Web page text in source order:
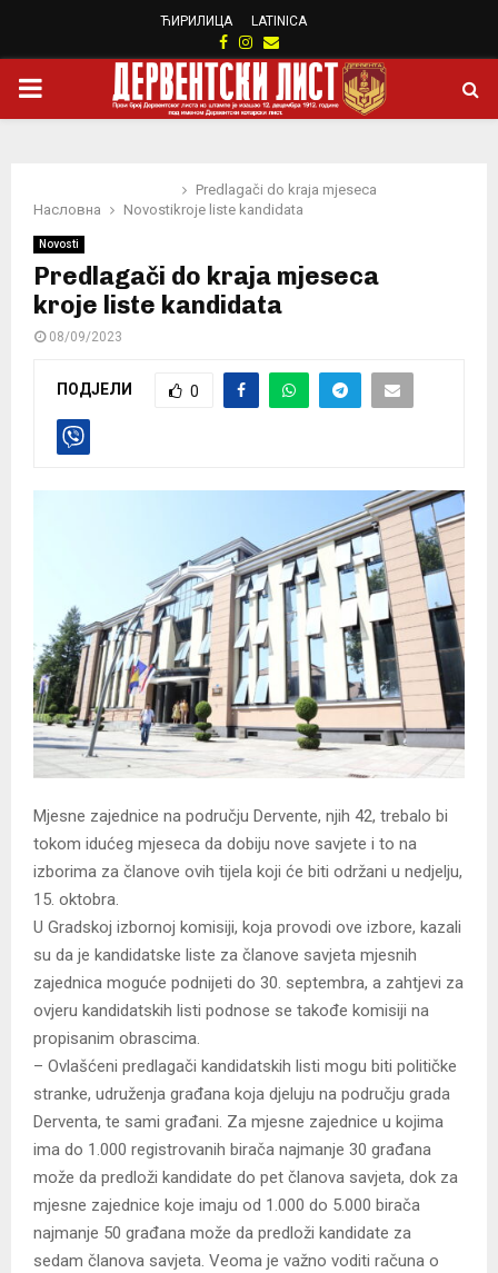
ЋИРИЛИЦА LATINICA
Facebook
Instagram
Email
PRIMARY
Насловна Novosti
Predlagači do kraja mjeseca
kroje liste kandidata
Novosti
Predlagači do kraja mjeseca
kroje liste kandidata
08/09/2023
ПОДЈЕЛИ 0
Mjesne zajednice na području Dervente, njih 42, trebalo bi
tokom idućeg mjeseca da dobiju nove savjete i to na
izborima za članove ovih tijela koji će biti održani u nedjelju,
15. oktobra.
U Gradskoj izbornoj komisiji, koja provodi ove izbore, kazali
su da je kandidatske liste za članove savjeta mjesnih
zajednica moguće podnijeti do 30. septembra, a zahtjevi za
ovjeru kandidatskih listi podnose se takođe komisiji na
propisanim obrascima.
– Ovlašćeni predlagači kandidatskih listi mogu biti političke
stranke, udruženja građana koja djeluju na području grada
Derventa, te sami građani. Za mjesne zajednice u kojima
ima do 1.000 registrovanih birača najmanje 30 građana
može da predloži kandidate do pet članova savjeta, dok za
mjesne zajednice koje imaju od 1.000 do 5.000 birača
najmanje 50 građana može da predloži kandidate za
sedam članova savjeta. Veoma je važno voditi računa o